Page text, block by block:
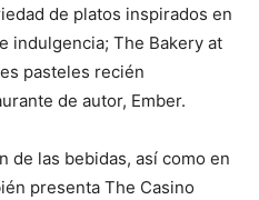
de platos inspirados en
indulgencia; The Bakery at
pasteles recién
de autor, Ember.
de las bebidas, así como en
presenta The Casino